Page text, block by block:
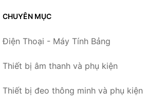
CHUYÊN MỤC
Điện Thoại - Máy Tính Bảng
Thiết bị âm thanh và phụ kiện
Thiết bị đeo thông minh và phụ kiện